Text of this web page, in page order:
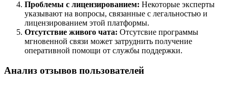
Проблемы с лицензированием: Некоторые эксперты
указывают на вопросы, связанные с легальностью и
лицензированием этой платформы.
Отсутствие живого чата: Отсутсвие программы
мгновенной связи может затруднить получение
оперативной помощи от службы поддержки.
Анализ отзывов пользователей